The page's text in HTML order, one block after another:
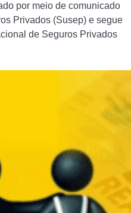
por meio de comunicado
Privados (Susep) e segue
de Seguros Privados